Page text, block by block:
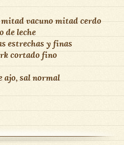
vacuno mitad cerdo
de leche
estrechas y finas
cortado fino
ajo, sal normal